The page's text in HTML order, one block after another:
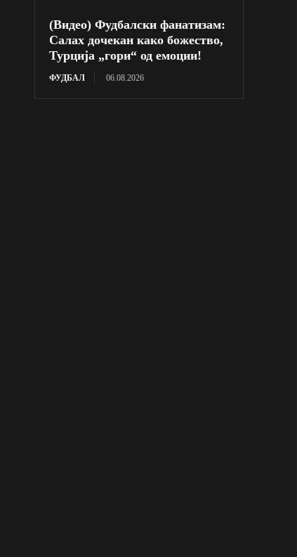
(Видео) Фудбалски фанатизам:
Салах дочекан како божество,
Турција „гори“ од емоции!
ФУДБАЛ 06.08.2026